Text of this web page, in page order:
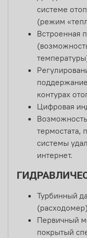
системе
(режим
Встроенная
контурах
Цифровая
термостата,
системы
интернет.
Турбинный
Первичный
покрытый